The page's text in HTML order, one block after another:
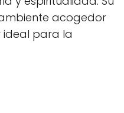
acogedor
ideal para la